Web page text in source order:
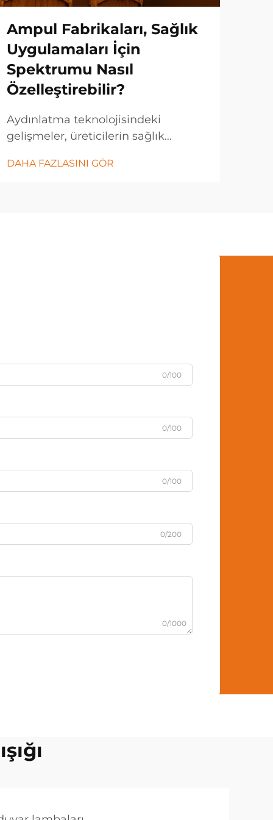
Ampul Fabrikaları, Sağlık
Uygulamaları İçin
Spektrumu Nasıl
Özelleştirebilir?
Aydınlatma teknolojisindeki
gelişmeler, üreticilerin sağlık
ampullerine yaklaşımını
DAHA FAZLASINI GÖR
0/100
0/100
0/100
0/200
0/1000